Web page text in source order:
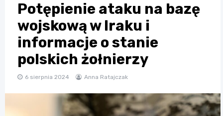
Potępienie ataku na bazę
wojskową w Iraku i
informacje o stanie
polskich żołnierzy
6 sierpnia 2024 Anna Ratajczak